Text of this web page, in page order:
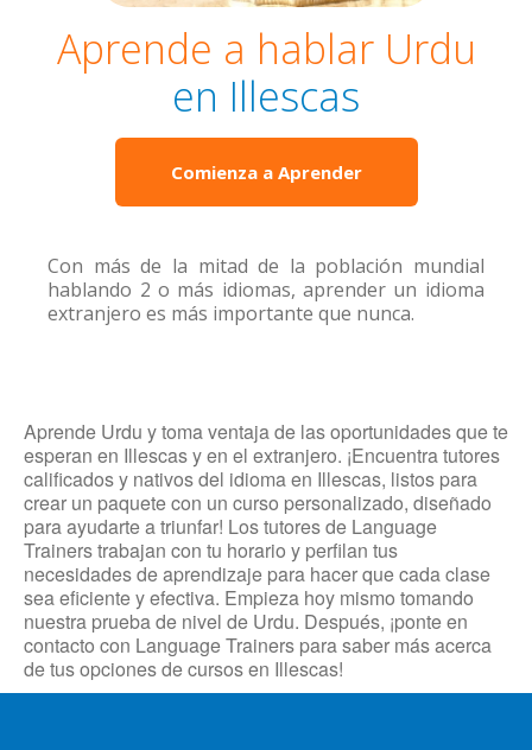
Aprende a hablar Urdu
en Illescas
Comienza a Aprender
Con más de la mitad de la población mundial
hablando 2 o más idiomas, aprender un idioma
extranjero es más importante que nunca.
Aprende Urdu y toma ventaja de las oportunidades que te
esperan en Illescas y en el extranjero. ¡Encuentra tutores
calificados y nativos del idioma en Illescas, listos para
crear un paquete con un curso personalizado, diseñado
para ayudarte a triunfar! Los tutores de Language
Trainers trabajan con tu horario y perfilan tus
necesidades de aprendizaje para hacer que cada clase
sea eficiente y efectiva. Empieza hoy mismo tomando
nuestra prueba de nivel de Urdu. Después, ¡ponte en
contacto con Language Trainers para saber más acerca
de tus opciones de cursos en Illescas!